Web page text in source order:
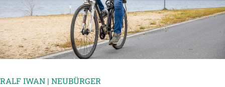
RALF IWAN | NEUBÜRGER